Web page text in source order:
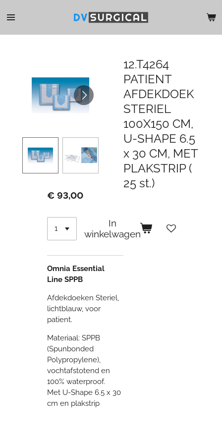
direct
12.T4264
PATIENT
AFDEKDOEK
STERIEL
100X150 CM,
U-SHAPE 6.5
x 30 CM, MET
PLAKSTRIP (
25 st.)
€ 93,00
In
winkelwagen
Omnia Essential
Line SPPB
Afdekdoeken Steriel,
lichtblauw, voor
patient.
Materiaal: SPPB
(Spunbonded
Polypropylene),
vochtafstotend en
100% waterproof.
Met U-Shape 6.5 x 30
cm en plakstrip